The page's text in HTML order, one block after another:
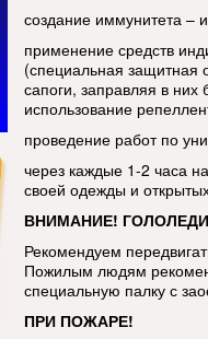
создание иммунитета –
применение средств
(специальная защитная
сапоги, заправляя в
использование
проведение работ по
через каждые 1-2 часа
своей одежды и
ВНИМАНИЕ!
Рекомендуем
Пожилым людям
специальную палку с
ПРИ ПОЖАРЕ!